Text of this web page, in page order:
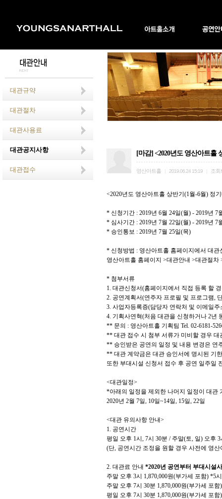
대관규약
대관절차
대관사용료
대관공지사항
대관접수
[마감] <2020년도 영산아트홀
영산아트홀 2019.06.24 15:19 조회
<2020년도 영산아트홀 상반기 (1월-6월) 정
* 신청기간 : 2019년 6월 24일(월) - 2019년 7
* 심사기간 : 2019년 7월 22일(월) - 2019년 7
* 승인통보 : 2019년 7월 25일(목)
* 신청방법 : 영산아트홀 홈페이지에서 대관
영산아트홀 홈페이지 >대관안내 >대관절차
* 첨부서류
1. 대관신청서(홈페이지에서 직접 등록 할
2. 공연계획서(연주자 프로필 및 프로그램,
3. 사업자등록증(담당자 연락처 및 이메일주
4. 기획사연혁(처음 대관을 신청하거나 2년
** 문의 : 영산아트홀 기획팀 Tel. 02-6181-
** 대관 접수 시 첨부 서류가 미비할 경우
** 승인받은 공연의 일정 및 내용 변경은 연
** 대관 계약금은 대관 승인서에 명시된 기
또한 부대시설 신청서 접수 후 공연 일주일
<대관일정>
*아래의 일정을 제외한 나머지 일정이 대관
2020년 2월 7일, 10일~14일, 15일, 22일
<대관 유의사항 안내>
1. 공연시간
평일 오후 1시 , 7시 30분 / 주말(토, 일) 오후 3
(단, 공연시간 조정을 원할 경우 사전에 영
2. 대관료 안내 *2020년 공연부터 부대시설
주말 오후 3시 1,870,000원(부가세 포함) *5
주말 오후 7시 30분 1,870,000원(부가세 포함)
평일 오후 7시 30분 1,870,000원(부가세 포함)